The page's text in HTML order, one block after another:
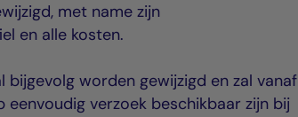
met name zijn
en alle kosten.
worden gewijzigd en zal vanaf
verzoek beschikbaar zijn bij